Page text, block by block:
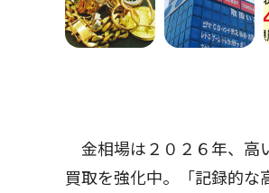
金相場は２０２６年、高
買取を強化中。「記録的な